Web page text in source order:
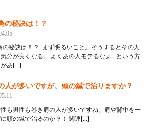
の秘訣は！？
の秘訣は！？ まず明るいこと。そうするとその人
分が良くなる。 よくあの人モテるなぁ…という方
あ[…]
人が多いですが、頭の鍼で治りますか？
も男性も巻き肩の人が多いですね。肩や背中を一
頭の鍼で治るのか？！ 関連[…]